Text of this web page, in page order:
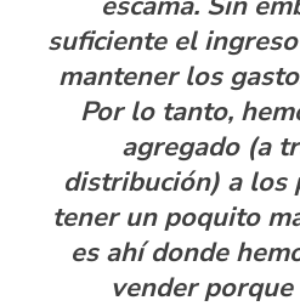
suficiente el
mantener los
Por lo tanto,
agregado (a
distribución) a los
tener un poquito
es ahí donde
vender